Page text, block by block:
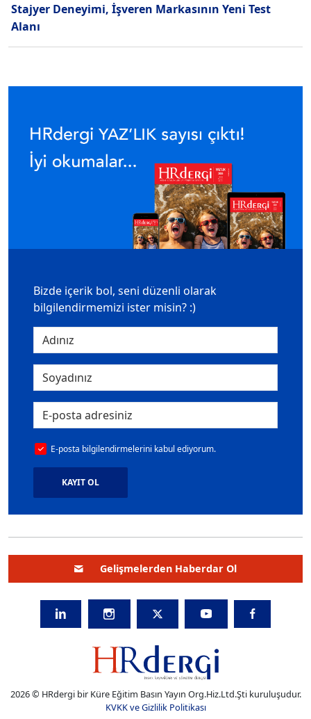
Stajyer Deneyimi, İşveren Markasının Yeni Test
Alanı
Bizde içerik bol, seni düzenli olarak
bilgilendirmemizi ister misin? :)
E-posta bilgilendirmelerini kabul ediyorum.
KAYIT OL
Gelişmelerden Haberdar Ol
2026 © HRdergi bir Küre Eğitim Basın Yayın Org.Hiz.Ltd.Şti kuruluşudur.
KVKK ve Gizlilik Politikası